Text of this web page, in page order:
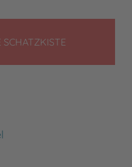
SCHATZKISTELEGEN